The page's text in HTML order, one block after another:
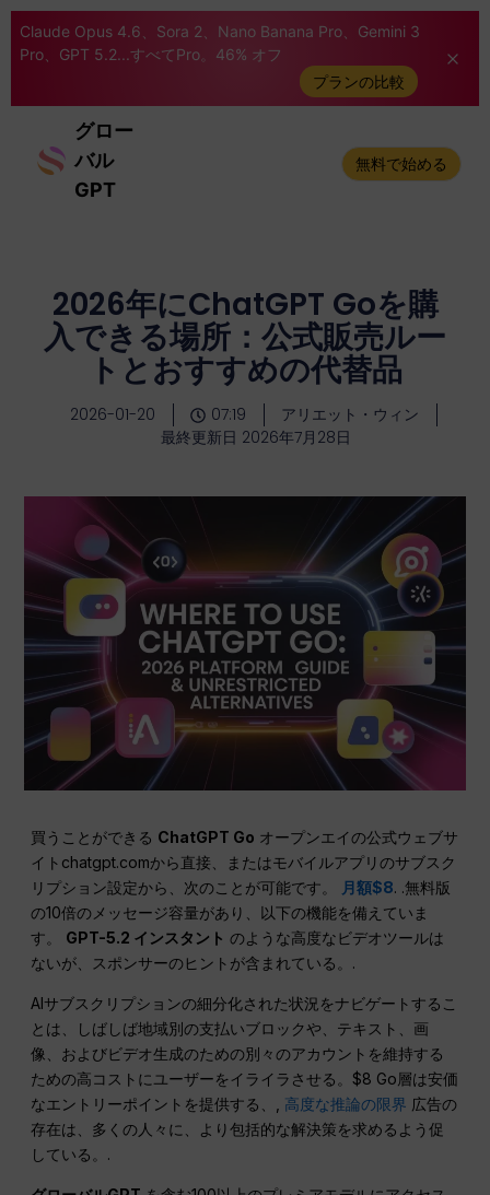
Claude Opus 4.6、Sora 2、Nano Banana Pro、Gemini 3
Pro、GPT 5.2...すべてPro。46% オフ
プランの比較
グロー
バル
GPT
無料で始める
2026年にChatGPT Goを購
入できる場所：公式販売ルー
トとおすすめの代替品
2026-01-20 07:19
アリエット・ウィン
最終更新日 2026年7月28日
買うことができる ChatGPT Go オープンエイの公式ウェブサ
イトchatgpt.comから直接、またはモバイルアプリのサブスク
リプション設定から、次のことが可能です。
月額$8. .無料版
の10倍のメッセージ容量があり、以下の機能を備えていま
す。 GPT-5.2 インスタント のような高度なビデオツールは
ないが、スポンサーのヒントが含まれている。.
AIサブスクリプションの細分化された状況をナビゲートするこ
とは、しばしば地域別の支払いブロックや、テキスト、画
像、およびビデオ生成のための別々のアカウントを維持する
ための高コストにユーザーをイライラさせる。$8 Go層は安価
なエントリーポイントを提供する、, 高度な推論の限界 広告の
存在は、多くの人々に、より包括的な解決策を求めるよう促
している。.